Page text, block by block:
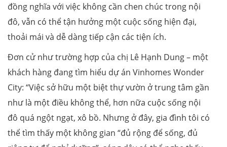
đồng nghĩa với việc không cần chen chúc trong nội
đô, vẫn có thể tận hưởng một cuộc sống hiện đại,
thoải mái và dễ dàng tiếp cận các tiện ích.
Đơn cử như trường hợp của chị Lê Hạnh Dung – một
khách hàng đang tìm hiểu dự án Vinhomes Wonder
City: “Việc sở hữu một biệt thự vườn ở trung tâm gần
như là một điều không thể, hơn nữa cuộc sống nội
đô quá ngột ngạt, xô bồ. Nhưng ở đây, gia đình tôi có
thể tìm thấy một không gian “đủ rộng để sống, đủ